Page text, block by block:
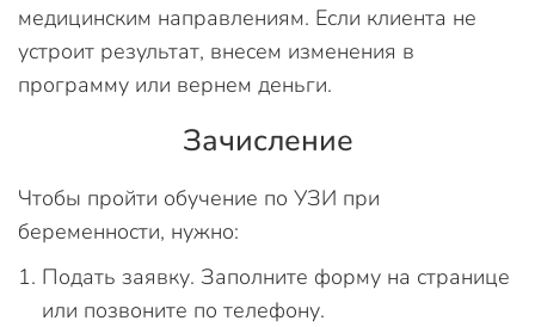
медицинским направлениям. Если клиента не
устроит результат, внесем изменения в
программу или вернем деньги.
Зачисление
Чтобы пройти обучение по УЗИ при
беременности, нужно:
Подать заявку. Заполните форму на странице
или позвоните по телефону.